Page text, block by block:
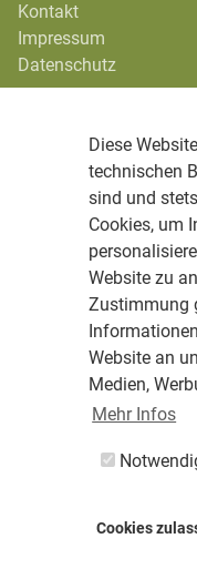
Diese
technischen
sind und
Cookies, um
Website zu
Zustimmung
Website an
Medien,
Mehr Infos
Cookies
Kontakt
Impressum
Datenschutz